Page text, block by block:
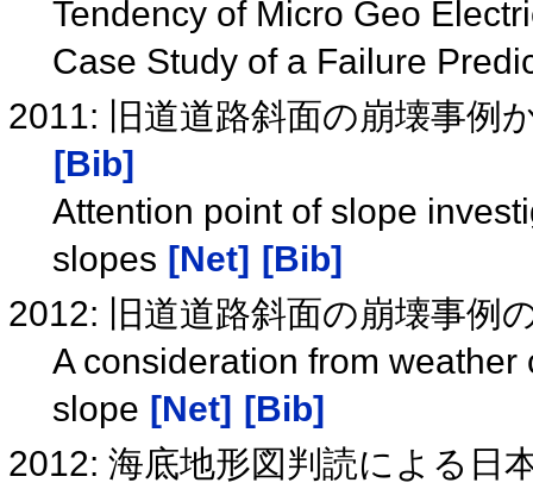
Tendency of Micro Geo
Case Study of a Failure
2011: 旧道道路斜面の崩壊事例
[Bib]
Attention point of slope
slopes [Net] [Bib]
2012: 旧道道路斜面の崩壊事例
A consideration from
slope [Net] [Bib]
2012: 海底地形図判読による日